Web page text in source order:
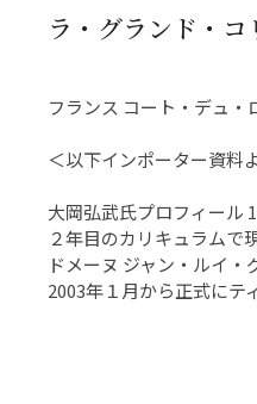
ラ・グランド・
フランス コート・デュ・
＜以下インポーター資料
大岡弘武氏プロフィール
２年目のカリキュラムで
ドメーヌ ジャン・ルイ
2003年１月から正式にテ